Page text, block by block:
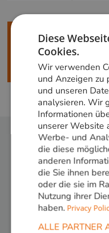
Meer weten?
Bel ons op +31 348 820000
alleen aan bedrijven.
Diese
Cookies.
Wir verwenden
und Anzeigen zu
und unseren
analysieren. Wir
Informationen
unserer Website
Werbe- und
die diese
anderen
die Sie ihnen
oder die sie im
Nutzung ihrer
haben. Privacy
ALLE PARTNER